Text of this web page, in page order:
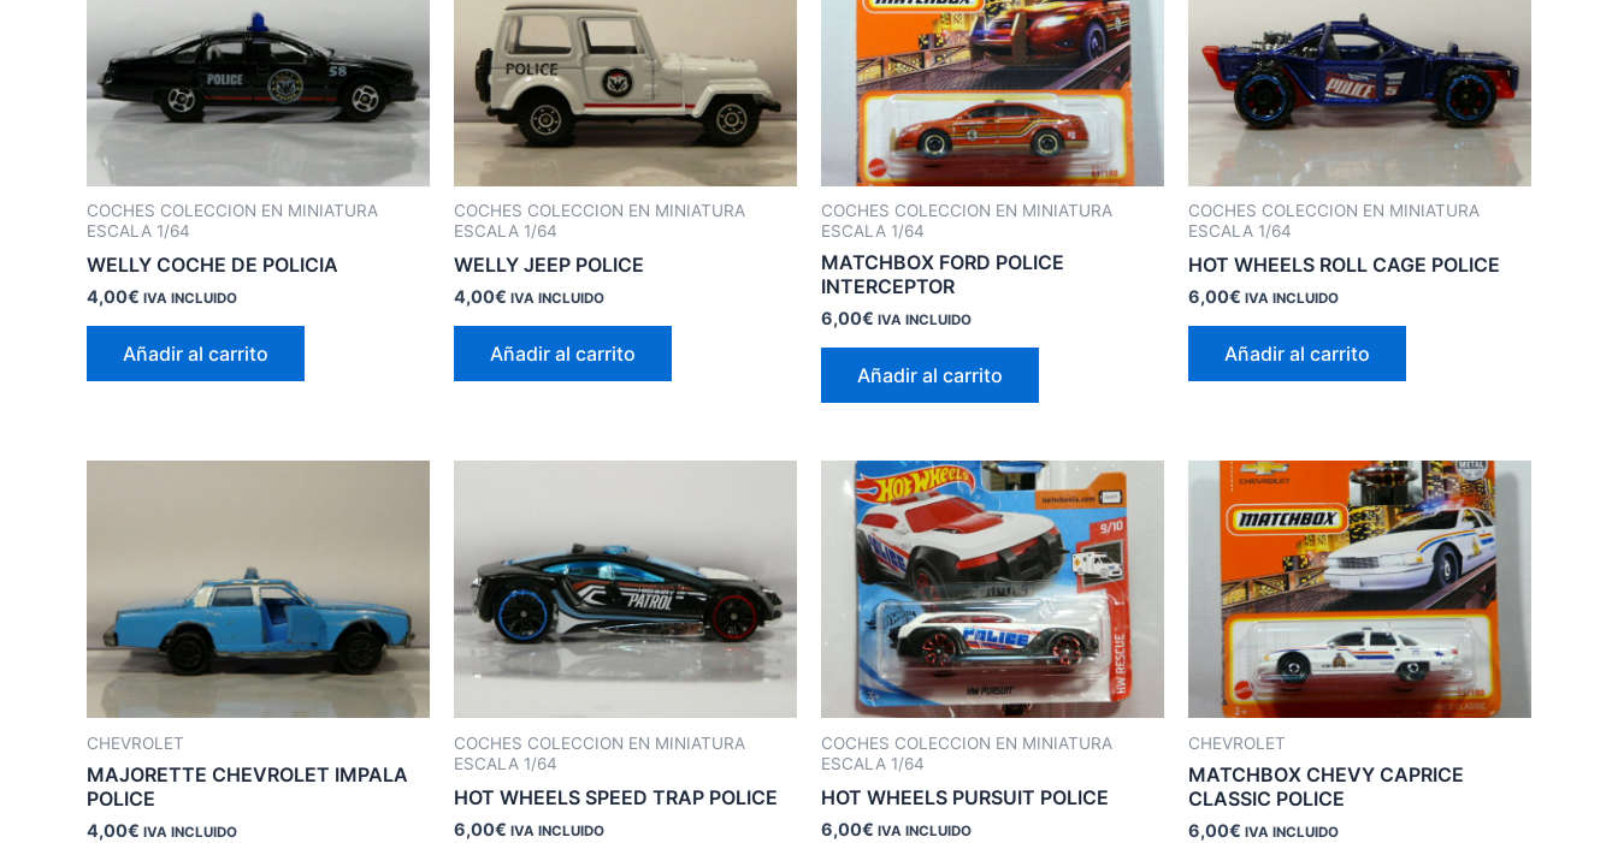
COCHES COLECCION EN MINIATURA
ESCALA 1/64
WELLY COCHE DE POLICIA
4,00€ IVA INCLUIDO
Añadir al carrito
COCHES COLECCION EN MINIATURA
ESCALA 1/64
WELLY JEEP POLICE
4,00€ IVA INCLUIDO
Añadir al carrito
COCHES COLECCION EN MINIATURA
ESCALA 1/64
MATCHBOX FORD POLICE
INTERCEPTOR
6,00€ IVA INCLUIDO
Añadir al carrito
COCHES COLECCION EN MINIATURA
ESCALA 1/64
HOT WHEELS ROLL CAGE POLICE
6,00€ IVA INCLUIDO
Añadir al carrito
CHEVROLET
MAJORETTE CHEVROLET IMPALA
POLICE
4,00€ IVA INCLUIDO
COCHES COLECCION EN MINIATURA
ESCALA 1/64
HOT WHEELS SPEED TRAP POLICE
6,00€ IVA INCLUIDO
COCHES COLECCION EN MINIATURA
ESCALA 1/64
HOT WHEELS PURSUIT POLICE
6,00€ IVA INCLUIDO
CHEVROLET
MATCHBOX CHEVY CAPRICE
CLASSIC POLICE
6,00€ IVA INCLUIDO